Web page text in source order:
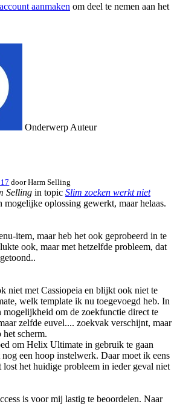
aanmaken om deel te nemen aan het
Onderwerp Auteur
doorHarm Selling
Selling in topic Slim zoeken werkt niet
mogelijke oplossing gewerkt, maar helaas.
item, maar heb het ook geprobeerd in te
ook, maar met hetzelfde probleem, dat
niet met Cassiopeia en blijkt ook niet te
welk template ik nu toegevoegd heb. In
mogelijkheid om de zoekfunctie direct te
zelfde euvel.... zoekvak verschijnt, maar
het scherm.
om Helix Ultimate in gebruik te gaan
nog een hoop instelwerk. Daar moet ik eens
het huidige probleem in ieder geval niet
is voor mij lastig te beoordelen. Naar